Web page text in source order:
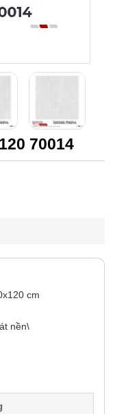
70014
cm
nền\